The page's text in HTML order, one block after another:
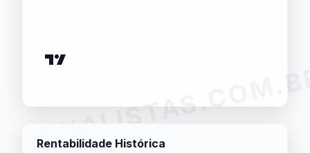
Rentabilidade Histórica